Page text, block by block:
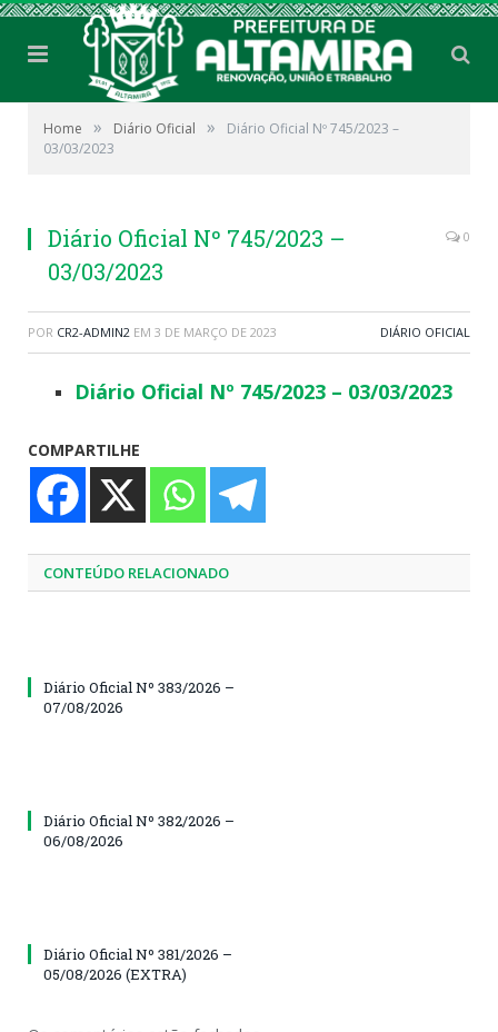
Home » Diário Oficial »
Diário Oficial Nº 745/2023 –
03/03/2023
Diário Oficial Nº 745/2023 –
03/03/2023
0
POR CR2-ADMIN2 EM 3 DE MARÇO DE 2023 DIÁRIO OFICIAL
Diário Oficial Nº 745/2023 – 03/03/2023
COMPARTILHE
CONTEÚDO RELACIONADO
Diário Oficial Nº 383/2026 –
07/08/2026
Diário Oficial Nº 382/2026 –
06/08/2026
Diário Oficial Nº 381/2026 –
05/08/2026 (EXTRA)